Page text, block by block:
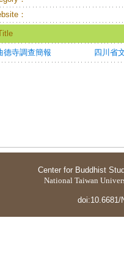
：
德寺調查簡報 四川省
Center for Buddhist
National Taiwan
doi:10.6681/